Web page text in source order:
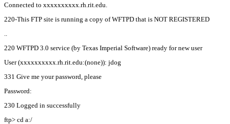
Connected to xxxxxxxxxx.rh.rit.edu.
220-This FTP site is running a copy of WFTPD that is NOT REGISTERED
220 WFTPD 3.0 service (by Texas Imperial Software) ready for new user
User (xxxxxxxxxx.rh.rit.edu:(none)): jdog
331 Give me your password, please
Password:
230 Logged in successfully
ftp> cd a:/